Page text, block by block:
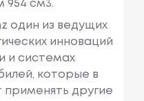
954 см3.
один из ведущих
инноваций
и системах
которые в
другие